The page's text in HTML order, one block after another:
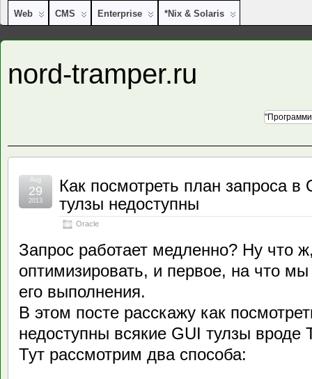
Web CMS Enterprise *nix & Solaris
nord-tramper.ru
Как посмотреть план запроса в
тулзы недоступны
Oracle
Aug
29
2013
Запрос работает медленно? Ну что
оптимизировать, и первое, на что
его выполнения.
В этом посте расскажу как
недоступны всякие GUI тулзы вроде
Тут рассмотрим два способа: